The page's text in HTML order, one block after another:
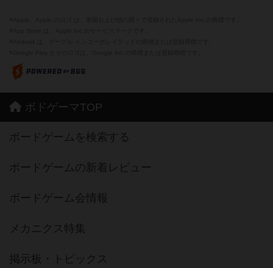
ボドゲーマTOP
ボードゲームを検索する
ボードゲームの新着レビュー
ボードゲーム会情報
メカニクス特集
掲示板・トピックス